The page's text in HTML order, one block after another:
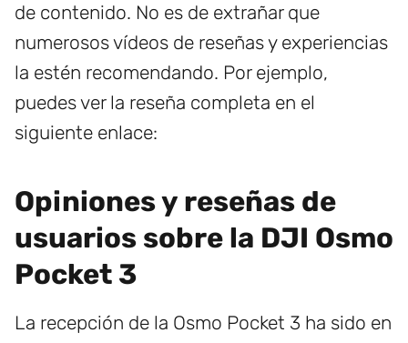
de contenido. No es de extrañar que
numerosos vídeos de reseñas y experiencias
la estén recomendando. Por ejemplo,
puedes ver la reseña completa en el
siguiente enlace:
Opiniones y reseñas de
usuarios sobre la DJI Osmo
Pocket 3
La recepción de la Osmo Pocket 3 ha sido en